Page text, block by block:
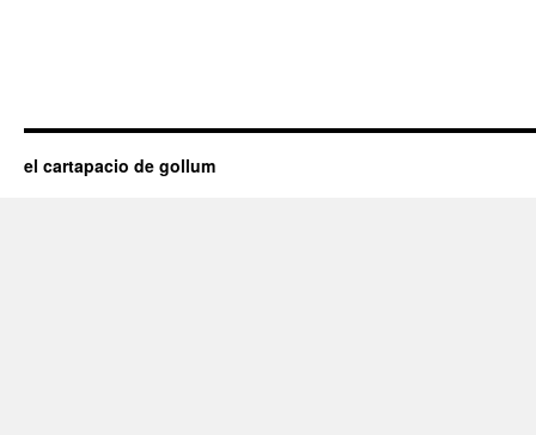
el cartapacio de gollum